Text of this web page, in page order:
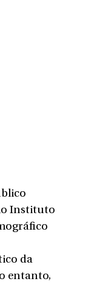
Instituto
da
entanto,